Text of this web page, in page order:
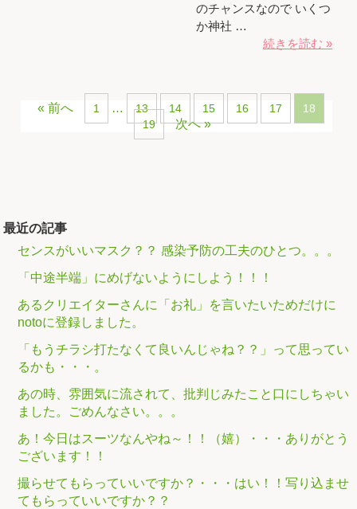
のチャンスなので いくつ
か神社 …
続きを読む »
« 前へ 1 … 13 14 15 16 17
18
19
次へ »
最近の記事
センスがいいマスク？？ 感染予防の工夫のひとつ。。。
「中途半端」にめげないようにしよう！！！
あるクリエイターさんに「お礼」を言いたいためだけに
notoに登録しました。
「もうチラシ打たなくて良いんじゃね？？」って思ってい
るかも・・・。
あの時、雰囲気に流されて、批判じみたこと口にしちゃい
ました。ごめんなさい。。。
あ！今日はスーツなんやね～！！（嬉）・・・ありがとう
ございます！！
撮らせてもらっていいですか？・・・はい！！写り込ませ
てもらっていいですか？？